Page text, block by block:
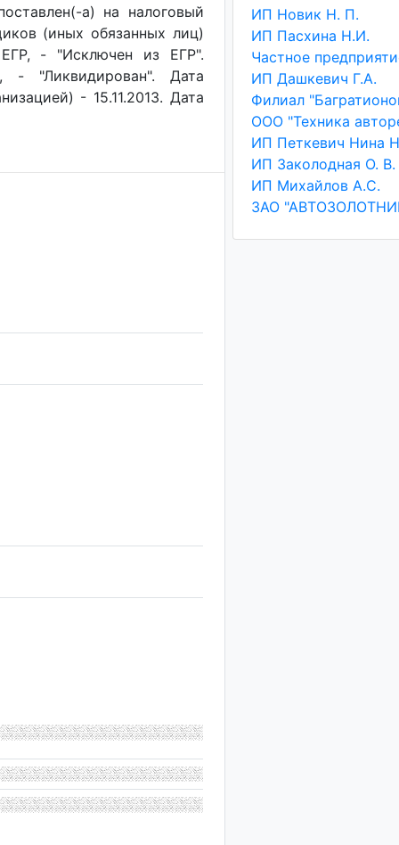
a) на налоговый
(иных обязанных лиц)
ЕГР, - "Исключен из ЕГР".
- "Ликвидирован". Дата
- 15.11.2013. Дата
ИП Новик Н. П.
ИП Пасхина Н.И.
ИП Дашкевич Г.А.
Филиал
ИП Заколодная О. В.
ИП Михайлов А.С.
ЗАО